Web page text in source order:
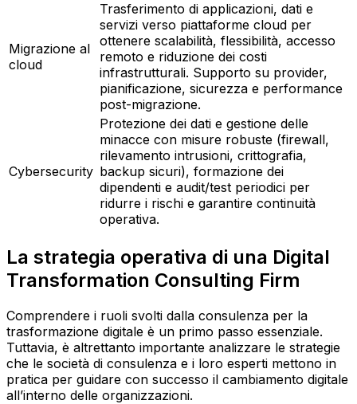
Migrazione al
cloud
Trasferimento di applicazioni, dati e
servizi verso piattaforme cloud per
ottenere scalabilità, flessibilità, accesso
remoto e riduzione dei costi
infrastrutturali. Supporto su provider,
pianificazione, sicurezza e performance
post-migrazione.
Cybersecurity
Protezione dei dati e gestione delle
minacce con misure robuste (firewall,
rilevamento intrusioni, crittografia,
backup sicuri), formazione dei
dipendenti e audit/test periodici per
ridurre i rischi e garantire continuità
operativa.
La strategia operativa di una Digital
Transformation Consulting Firm
Comprendere i ruoli svolti dalla consulenza per la
trasformazione digitale è un primo passo essenziale.
Tuttavia, è altrettanto importante analizzare le strategie
che le società di consulenza e i loro esperti mettono in
pratica per guidare con successo il cambiamento digitale
all’interno delle organizzazioni.